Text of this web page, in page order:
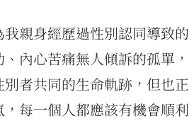
親身經歷過性別認同導致的
內心苦痛無人傾訴的孤單，
者共同的生命軌跡，但也正
每一個人都應該有機會順利